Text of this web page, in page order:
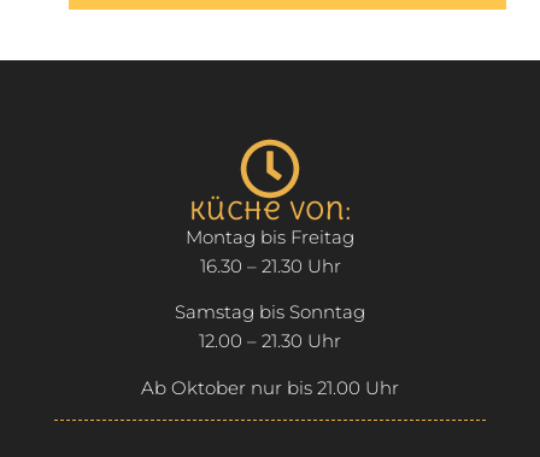
Küche von:
Montag bis Freitag
16.30 – 21.30 Uhr
Samstag bis Sonntag
12.00 – 21.30 Uhr
Ab Oktober nur bis 21.00 Uhr